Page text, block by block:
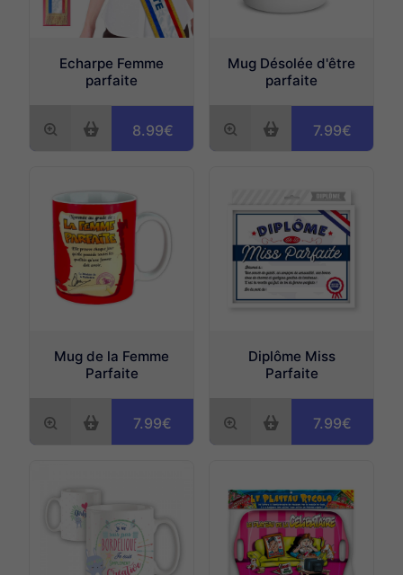
Echarpe Femme
parfaite
8.99€
Mug Désolée d'être
parfaite
7.99€
Mug de la Femme
Parfaite
7.99€
Diplôme Miss
Parfaite
7.99€